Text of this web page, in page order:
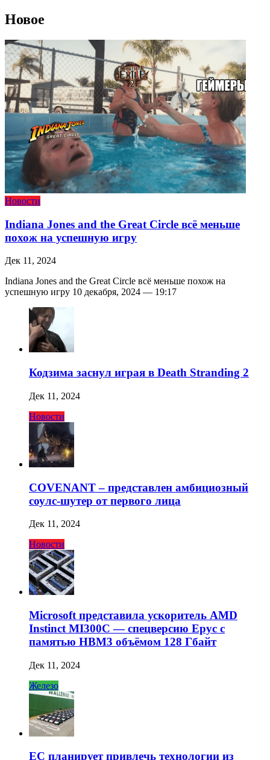
Новое
Новости
Indiana Jones and the Great Circle всё меньше
похож на успешную игру
Дек 11, 2024
Indiana Jones and the Great Circle всё меньше похож на
успешную игру 10 декабря, 2024 — 19:17
Кодзима заснул играя в Death Stranding 2
Дек 11, 2024
Новости
COVENANT – представлен амбициозный
соулс-шутер от первого лица
Дек 11, 2024
Новости
Microsoft представила ускоритель AMD
Instinct MI300C — спецверсию Epyc с
памятью HBM3 объёмом 128 Гбайт
Дек 11, 2024
Железо
ЕС планирует привлечь технологии из